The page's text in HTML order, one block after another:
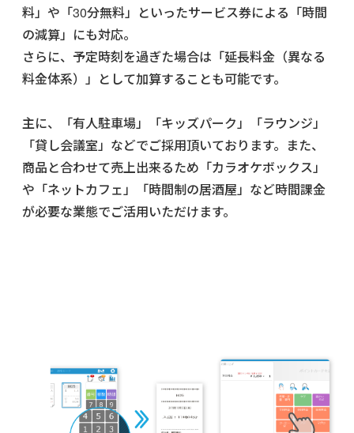
料」や「30分無料」といったサービス券による「時間
の減算」にも対応。
さらに、予定時刻を過ぎた場合は「延長料金（異なる
料金体系）」として加算することも可能です。
主に、「有人駐車場」「キッズパーク」「ラウンジ」
「貸し会議室」などでご採用頂いております。また、
商品と合わせて売上出来るため「カラオケボックス」
や「ネットカフェ」「時間制の居酒屋」など時間課金
が必要な業態でご活用いただけます。